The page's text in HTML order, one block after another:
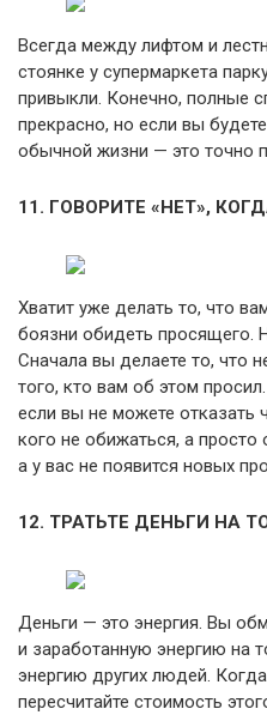
Всегда между лифтом и
стоянке у супермаркета
привыкли. Конечно, полные
прекрасно, но если вы
обычной жизни — это точно
11. ГОВОРИТЕ «НЕТ»,
Хватит уже делать то, что
боязни обидеть просящего.
Сначала вы делаете то, что
того, кто вам об этом
если вы не можете отказать
кого не обижаться, а просто
а у вас не появится новых
12. ТРАТЬТЕ ДЕНЬГИ НА
Деньги — это энергия. Вы
и заработанную энергию на
энергию других людей.
пересчитайте стоимость